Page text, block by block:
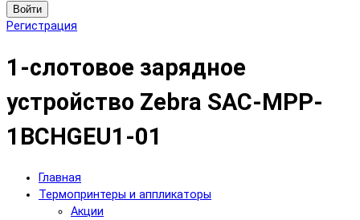
Войти
Регистрация
1-слотовое зарядное
устройство Zebra SAC-MPP-
1BCHGEU1-01
Главная
Термопринтеры и аппликаторы
Акции